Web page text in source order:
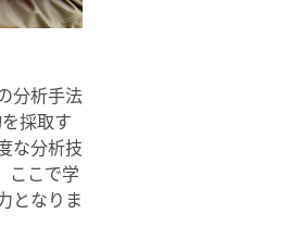
分析手法
採取す
な分析技
ここで学
となりま